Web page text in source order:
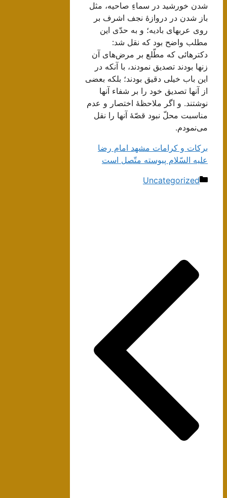
شدن‌ خورشید در سماءِ صاحیه‌، مثل‌
باز شدن‌ در دروازۀ نجف‌ اشرف‌ بر
روی‌ عربهای‌ بادیه‌؛ و به‌ حدّی‌ این‌
مطلب‌ واضح‌ بود که‌ نقل‌ شد:
دکترهائی‌ که‌ مطّلع‌ بر مرض‌های‌ آن‌
زنها بودند تصدیق‌ نمودند، با آنکه‌ در
این‌ باب‌ خیلی‌ دقیق‌ بودند؛ بلکه‌ بعضی‌
از آنها تصدیق‌ خود را بر شفاء آنها
نوشتند. و اگر ملاحظۀ اختصار و عدم‌
مناسبت‌ محلّ نبود قصّۀ آنها را نقل‌
می‌نمودم‌.
بركات‌ و كرامات‌ مشهد امام‌ رضا
عليه‌ السّلام‌ پيوسته‌ متّصل‌ است‌
دسته‌ها
Uncategorized